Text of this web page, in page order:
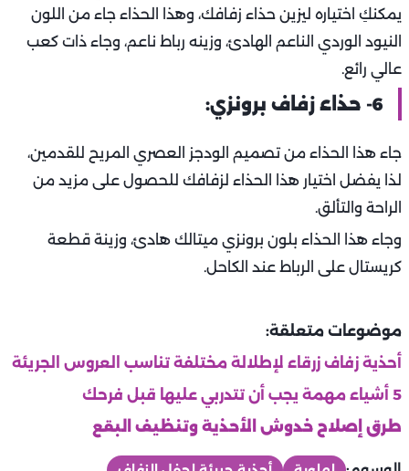
يمكنكِ اختياره ليزين حذاء زفافك، وهذا الحذاء جاء من اللون
النيود الوردي الناعم الهادئ، وزينه رباط ناعم، وجاء ذات كعب
عالي رائع.
6- حذاء زفاف برونزي:
جاء هذا الحذاء من تصميم الودجز العصري المريح للقدمين،
لذا يفضل اختيار هذا الحذاء لزفافك للحصول على مزيد من
الراحة والتألق.
وجاء هذا الحذاء بلون برونزي ميتالك هادئ، وزينة قطعة
كريستال على الرباط عند الكاحل.
موضوعات متعلقة:
أحذية زفاف زرقاء لإطلالة مختلفة تناسب العروس الجريئة
5 أشياء مهمة يجب أن تتدربي عليها قبل فرحك
طرق إصلاح خدوش الأحذية وتنظيف البقع